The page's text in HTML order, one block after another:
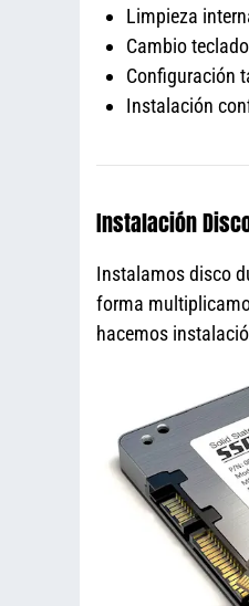
Limpieza
Cambio
Configuración
Instalación
Instalación
Instalamos disco
forma
hacemos